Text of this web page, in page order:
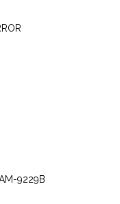
9229B